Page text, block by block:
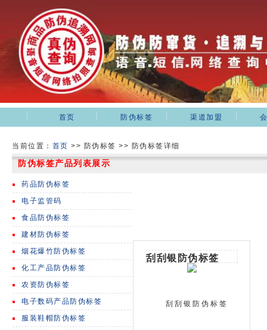
首页 防伪标签 渠道加盟
当前位置： 首页 >> 防伪标签 >> 防伪标签详细
防伪标签产品列表展示
药品防伪标签
电子监管码
食品防伪标签
建材防伪标签
烟花爆竹防伪标签
化工产品防伪标签
农资防伪标签
电子数码产品防伪标签
服装鞋帽防伪标签
刮刮银防伪标签
刮刮银防伪标签